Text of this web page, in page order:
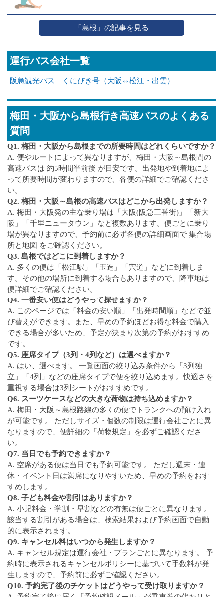
「島根」の記事を見る
運行バス会社一覧
阪急観光バス くにびき号（大阪⇔松江・出雲）
梅田・大阪から島根行き高速バスのよくある
質問
Q1. 梅田・大阪から島根までの所要時間はどれくらいですか？
A. 便やルートによって異なりますが、梅田・大阪～島根間の
高速バスは 約5時間半前後 が目安です。出発地や到着地によ
って所要時間が変わりますので、各便の詳細でご確認くださ
い。
Q2. 梅田・大阪～島根の高速バスはどこから出発しますか？
A. 梅田・大阪発の主な乗り場は「大阪(阪急三番街)」「新大
阪」「千里ニュータウン」など複数あります。便ごとに乗り
場が異なりますので、予約前に必ず各便の詳細画面で 集合場
所と地図 をご確認ください。
Q3. 島根ではどこに到着しますか？
A. 多くの便は「松江駅」「玉造」「宍道」などに到着しま
す。その他の場所に到着する場合もありますので、降車地は
便詳細でご確認ください。
Q4. 一番安い便はどうやって探せますか？
A. このページでは「料金の安い順」「出発時間順」などで並
び替えができます。また、早めの予約ほどお得な料金で購入
できる場合が多いため、予定が決まり次第の予約がおすすめ
です。
Q5. 座席タイプ（3列・4列など）は選べますか？
A. はい、選べます。 一覧画面の絞り込み条件から「3列独
立」「4列」などの座席タイプで便を絞り込めます。快適さを
重視する場合は3列シートがおすすめです。
Q6. スーツケースなどの大きな荷物は持ち込めますか？
A. 梅田・大阪～島根路線の多くの便でトランクへの預け入れ
が可能です。 ただしサイズ・個数の制限は運行会社ごとに異
なりますので、便詳細の「荷物規定」を必ずご確認くださ
い。
Q7. 当日でも予約できますか？
A. 空席がある便は当日でも予約可能です。 ただし週末・連
休・イベント日は満席になりやすいため、早めの予約をおす
すめします。
Q8. 子ども料金や割引はありますか？
A. 小児料金・学割・早割などの有無は便ごとに異なります。
該当する割引がある場合は、検索結果および予約画面で自動
的に表示されます。
Q9. キャンセル料はいつから発生しますか？
A. キャンセル規定は運行会社・プランごとに異なります。 予
約時に表示されるキャンセルポリシーに基づいて手数料が発
生しますので、予約前に必ずご確認ください。
Q10. 予約完了後のチケットはどうやって受け取りますか？